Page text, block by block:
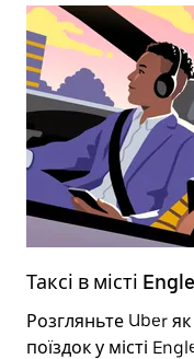
Таксі в місті
Розгляньте Uber
поїздок у місті